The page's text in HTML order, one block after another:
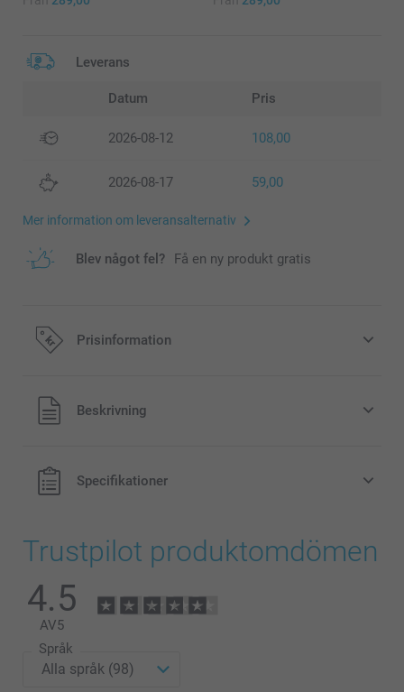
Leverans
Datum Pris
2026-08-12 108,00
2026-08-17 59,00
Mer information om leveransalternativ
Blev något fel? Få en ny produkt gratis
Prisinformation
Alla priser är i svenska kronor (SEK), inklusive moms och
exklusive porto.
Beskrivning
Specifikationer
Trustpilot produktomdömen
4.5
AV5
Språk